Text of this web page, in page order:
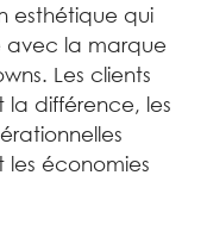
esthétique qui
avec la marque
Les clients
la différence, les
les économies